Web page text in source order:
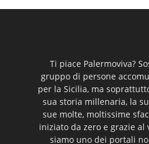
Ti piace Palermoviva?
gruppo di persone
per la Sicilia, ma
sua storia millenaria, la
sue molte, moltissime
iniziato da zero e grazie al
siamo uno dei portali